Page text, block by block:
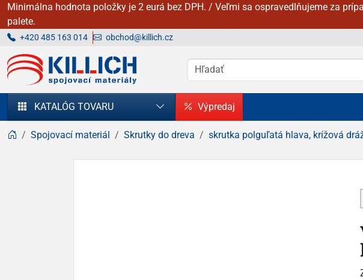
Minimálna hodnota položky je 2 eurá bez DPH. / Veľmi sa ospravedlňujeme za
palete.
+420 485 163 014 obchod@killich.cz
KILLICH - Spojovacie materiály
KATALÓG TOVARU Výpredaj
Spojovací materiál Skrutky do dreva skrutka polguľatá hlava, krížová